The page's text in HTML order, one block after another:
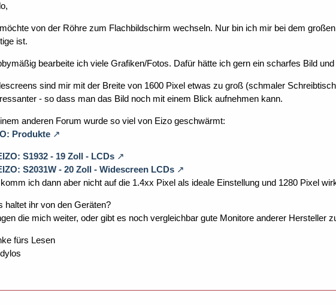
von der Röhre zum Flachbildschirm wechseln. Nur bin ich mir bei dem
ist.
bearbeite ich viele Grafiken/Fotos. Dafür hätte ich gern ein scharfes Bild
sind mir mit der Breite von 1600 Pixel etwas zu groß (schmaler
- so dass man das Bild noch mit einem Blick aufnehmen kann.
anderen Forum wurde so viel von Eizo geschwärmt:
Produkte
S1932 - 19 Zoll - LCDs
S2031W - 20 Zoll - Widescreen LCDs
ich dann aber nicht auf die 1.4xx Pixel als ideale Einstellung und 1280 Pixel
haltet ihr von den Geräten?
die mich weiter, oder gibt es noch vergleichbar gute Monitore anderer Hersteller
fürs Lesen